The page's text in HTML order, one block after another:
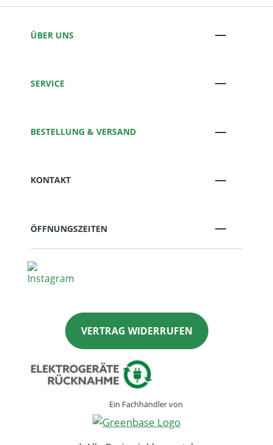
ÜBER UNS
SERVICE
BESTELLUNG & VERSAND
KONTAKT
ÖFFNUNGSZEITEN
VERTRAG WIDERRUFEN
Ein Fachhändler von